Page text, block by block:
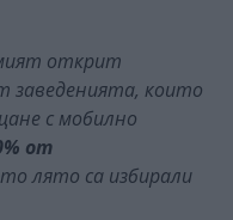
открит
заведенията, които
с мобилно
от
лято са избирали